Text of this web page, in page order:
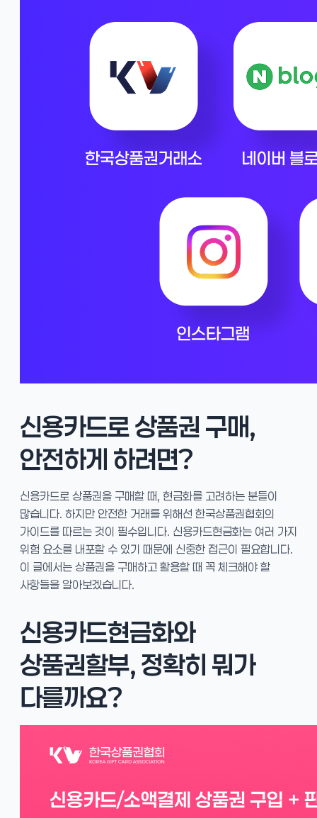
신용카드로 상품권 구매,
안전하게 하려면?
신용카드로 상품권을 구매할 때, 현금화를 고려하는 분들이
많습니다. 하지만 안전한 거래를 위해선 한국상품권협회의
가이드를 따르는 것이 필수입니다. 신용카드현금화는 여러 가지
위험 요소를 내포할 수 있기 때문에 신중한 접근이 필요합니다.
이 글에서는 상품권을 구매하고 활용할 때 꼭 체크해야 할
사항들을 알아보겠습니다.
신용카드현금화와
상품권할부, 정확히 뭐가
다를까요?